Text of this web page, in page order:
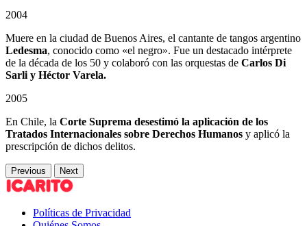
2004
Muere en la ciudad de Buenos Aires, el cantante de tangos argentino
Ledesma, conocido como «el negro». Fue un destacado intérprete
de la década de los 50 y colaboró con las orquestas de Carlos Di
Sarli y Héctor Varela.
2005
En Chile, la Corte Suprema desestimó la aplicación de los
Tratados Internacionales sobre Derechos Humanos y aplicó la
prescripción de dichos delitos.
Previous Next
Políticas de Privacidad